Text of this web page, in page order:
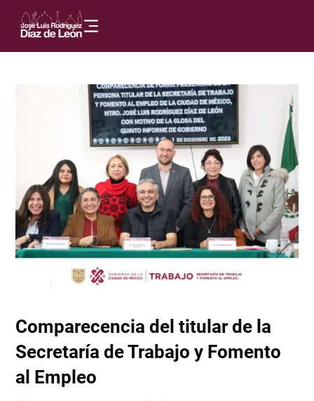
Comparecencia del titular de la
Secretaría de Trabajo y Fomento
al Empleo